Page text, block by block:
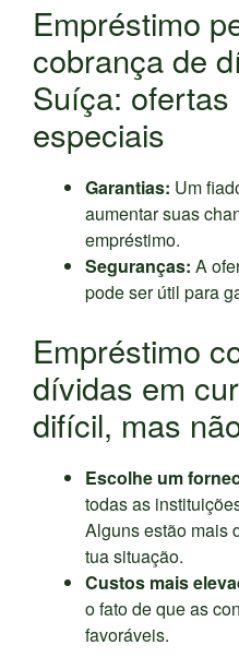
Empréstimo
cobrança de
Suíça:
especiais
Garantias: Um
aumentar suas
empréstimo.
Seguranças: A
pode ser útil para
Empréstimo
dívidas em
difícil, mas
Escolhe um
todas as
Alguns estão mais
tua situação.
Custos mais
o fato de que as
favoráveis.